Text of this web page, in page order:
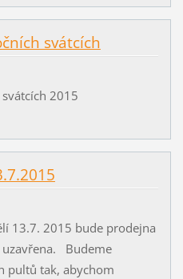
svátcích
2015
13.7. 2015 bude prodejna
uzavřena. Budeme
pultů tak, abychom